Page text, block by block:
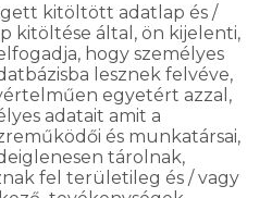
kitöltött adatlap és /
kitöltése által, ön kijelenti,
hogy személyes
lesznek felvéve,
egyetért azzal,
adatait amit a
és munkatársai,
tárolnak,
fel területileg és / vagy